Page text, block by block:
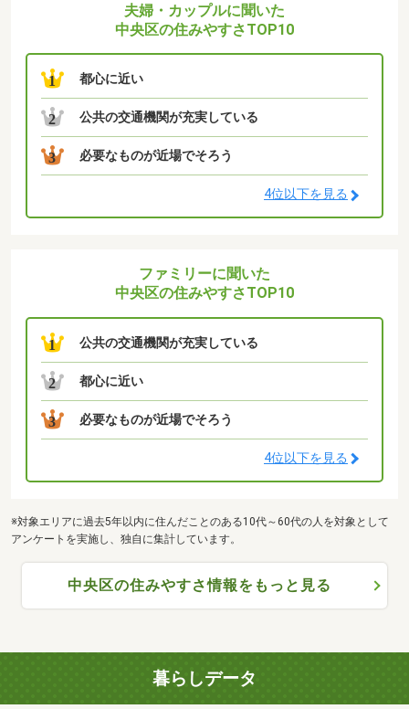
夫婦・カップルに聞いた
中央区の住みやすさTOP10
1 都心に近い
2 公共の交通機関が充実している
3 必要なものが近場でそろう
4位以下を見る
ファミリーに聞いた
中央区の住みやすさTOP10
1 公共の交通機関が充実している
2 都心に近い
3 必要なものが近場でそろう
4位以下を見る
※対象エリアに過去5年以内に住んだことのある10代～60代の人を対象として
アンケートを実施し、独自に集計しています。
中央区の住みやすさ情報をもっと見る
暮らしデータ